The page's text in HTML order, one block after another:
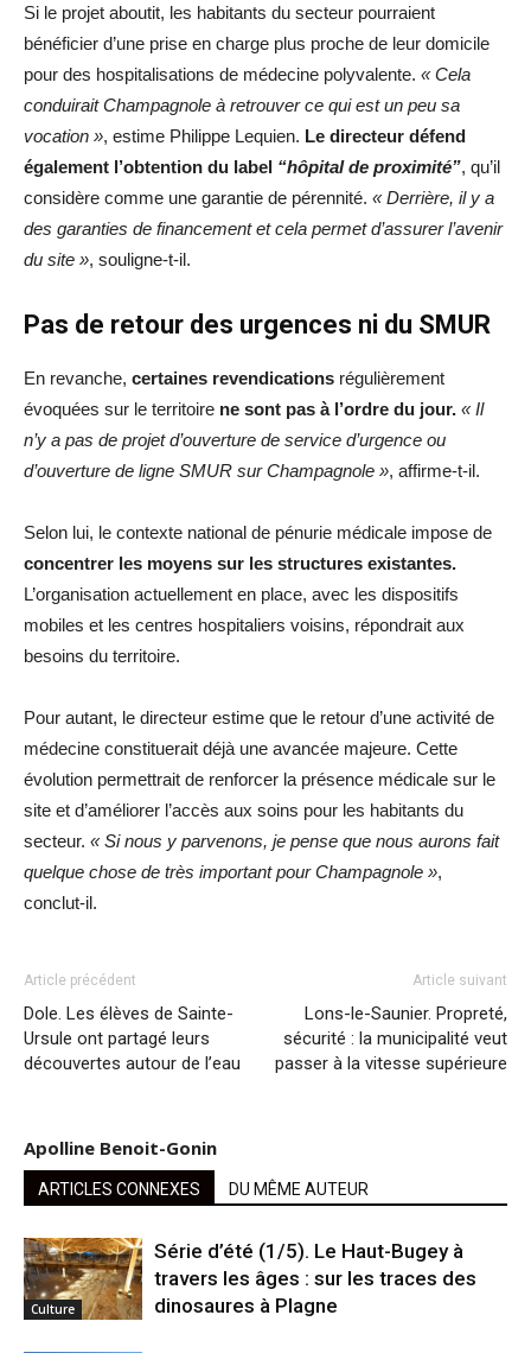
Si le projet aboutit, les habitants du secteur pourraient
bénéficier d’une prise en charge plus proche de leur domicile
pour des hospitalisations de médecine polyvalente. « Cela
conduirait Champagnole à retrouver ce qui est un peu sa
vocation », estime Philippe Lequien. Le directeur défend
également l’obtention du label “hôpital de proximité”, qu’il
considère comme une garantie de pérennité. « Derrière, il y a
des garanties de financement et cela permet d’assurer l’avenir
du site », souligne-t-il.
Pas de retour des urgences ni du SMUR
En revanche, certaines revendications régulièrement
évoquées sur le territoire ne sont pas à l’ordre du jour. « Il
n’y a pas de projet d’ouverture de service d’urgence ou
d’ouverture de ligne SMUR sur Champagnole », affirme-t-il.
Selon lui, le contexte national de pénurie médicale impose de
concentrer les moyens sur les structures existantes.
L’organisation actuellement en place, avec les dispositifs
mobiles et les centres hospitaliers voisins, répondrait aux
besoins du territoire.
Pour autant, le directeur estime que le retour d’une activité de
médecine constituerait déjà une avancée majeure. Cette
évolution permettrait de renforcer la présence médicale sur le
site et d’améliorer l’accès aux soins pour les habitants du
secteur. « Si nous y parvenons, je pense que nous aurons fait
quelque chose de très important pour Champagnole »,
conclut-il.
Article précédent
Dole. Les élèves de Sainte-
Ursule ont partagé leurs
découvertes autour de l’eau
Article suivant
Lons-le-Saunier. Propreté,
sécurité : la municipalité veut
passer à la vitesse supérieure
Apolline Benoit-Gonin
ARTICLES CONNEXES DU MÊME AUTEUR
Culture
Série d’été (1/5). Le Haut-Bugey à
travers les âges : sur les traces des
dinosaures à Plagne